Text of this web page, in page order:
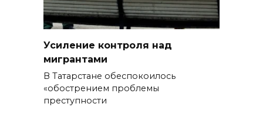
Усиление контроля над
мигрантами
В Татарстане обеспокоилось
«обострением проблемы
преступности